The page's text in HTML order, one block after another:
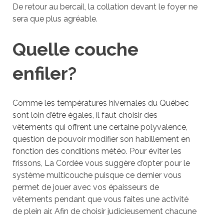
De retour au bercail, la collation devant le foyer ne
sera que plus agréable.
Quelle couche
enfiler?
Comme les températures hivernales du Québec
sont loin d’être égales, il faut choisir des
vêtements qui offrent une certaine polyvalence,
question de pouvoir modifier son habillement en
fonction des conditions météo. Pour éviter les
frissons, La Cordée vous suggère d’opter pour le
système multicouche puisque ce dernier vous
permet de jouer avec vos épaisseurs de
vêtements pendant que vous faites une activité
de plein air. Afin de choisir judicieusement chacune